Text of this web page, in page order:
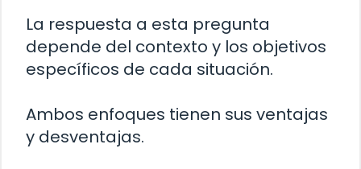
La respuesta a esta pregunta
depende del contexto y los objetivos
específicos de cada situación.
Ambos enfoques tienen sus ventajas
y desventajas.